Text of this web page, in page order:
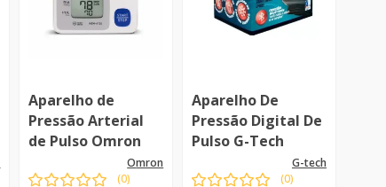
Aparelho de
Pressão Arterial
de Pulso Omron
Control HEM-6124
omron
(0)
Aparelho De
Pressão Digital De
Pulso G-Tech
Smart Gp480Btg-tech
(0)